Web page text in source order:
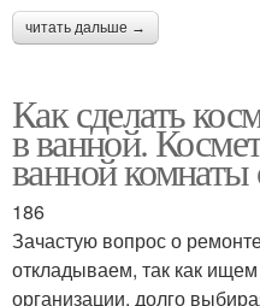
читать дальше →
Как сделать
в ванной.
ванной
186
Зачастую вопрос о
откладываем, так как
организации, долго